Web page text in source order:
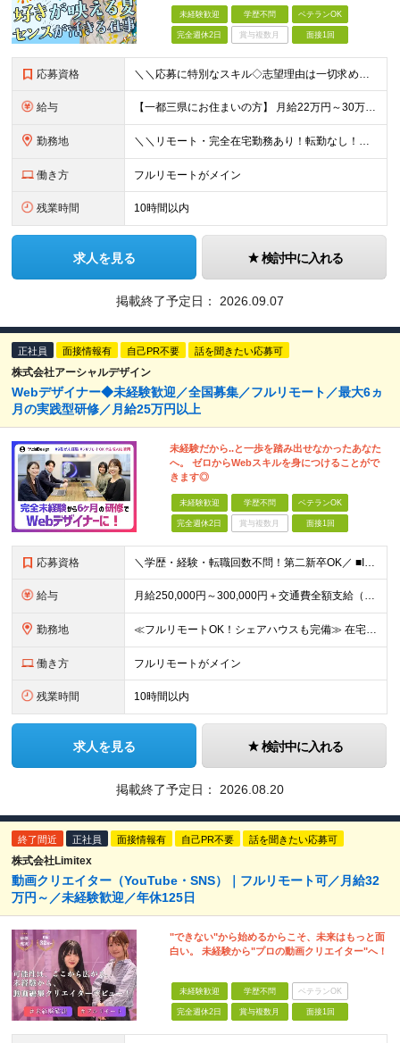
未経験歓迎 学歴不問 ベテランOK
完全週休2日 賞与複数月 面接1回
応募資格 ＼＼応募に特別なスキル◇志望理由は一切求めません！／／ 学歴不問◇職種・業種未経験歓迎◇面接は1回のみ！ ☆10名以上の仲間を大募集！ 未経験・第二新卒・はじめての正社員も大歓迎！ 「SNSが好き
給与 【一都三県にお住まいの方】 月給22万円～30万円+インセンティブ ※経験・能力を考慮して決定。経験がある場合は、スキルに応じた月給額でスタートします。 ※上記には固定残業代（10時間分／15,000
勤務地 ＼＼リモート・完全在宅勤務あり！転勤なし！／／ ★47都道府県の好きな地域で働けます◎ ★本社は渋谷駅徒歩5分の好立地です！ □リモート・フルリモートも選択可能です！ └将来的には「お気に入りのカフ
働き方 フルリモートがメイン
残業時間 10時間以内
求人を見る 検討中に入れる
掲載終了予定日： 2026.09.07
正社員 面接情報有 自己PR不要 話を聞きたい応募可
株式会社アーシャルデザイン
Webデザイナー◆未経験歓迎／全国募集／フルリモート／最大6ヵ
月の実践型研修／月給25万円以上
未経験だから..と一歩を踏み出せなかったあなた
へ。 ゼロからWebスキルを身につけることがで
きます◎
未経験歓迎 学歴不問 ベテランOK
完全週休2日 賞与複数月 面接1回
応募資格 ＼学歴・経験・転職回数不問！第二新卒OK／ ■IT・Web業界の仕事に興味がある方 ■将来を見据えて手に職をつけたい方 ★20〜30代が活躍中︕同年代の仲間と⼀緒に働きたいという⽅にもピッタリです ★
給与 ⽉給250,000円～300,000円＋交通費全額⽀給（正社員登⽤後︓昇給年4回） ※給与は経験・スキルなどを考慮の上、最終決定いたします ※上記額にはみなし残業代(⽉14時間分、2万4,648円分
勤務地 ≪フルリモートOK！シェアハウスも完備≫ 在宅勤務(通勤不要)、または希望により一都三県・大阪・名古屋・福岡を中心とした全国の各プロジェクト先での勤務となります。 ※直行直帰OK ★勤務エリアはご希望
働き方 フルリモートがメイン
残業時間 10時間以内
求人を見る 検討中に入れる
掲載終了予定日： 2026.08.20
終了間近 正社員 面接情報有 自己PR不要 話を聞きたい応募可
株式会社Limitex
動画クリエイター（YouTube・SNS）｜フルリモート可／月給32
万円～／未経験歓迎／年休125日
"できない"から始めるからこそ、未来はもっと面
白い。 未経験から"プロの動画クリエイター"へ！
未経験歓迎 学歴不問 ベテランOK
完全週休2日 賞与複数月 面接1回